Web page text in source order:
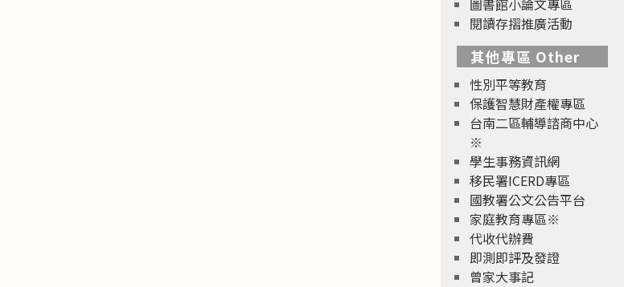
閱讀存摺推廣活動
其他專區 Other
性別平等教育
保護智慧財產權專區
台南二區輔導諮商中心
※
學生事務資訊網
移民署ICERD專區
國教署公文公告平台
家庭教育專區※
代收代辦費
即測即評及發證
曾家大事記